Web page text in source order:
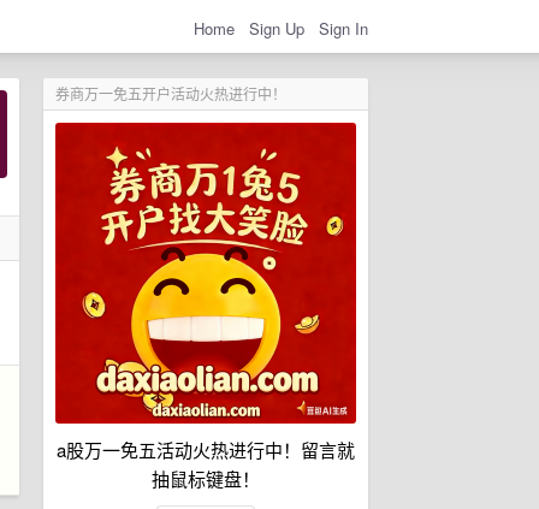
Home Sign Up Sign In
券商万一免五开户活动火热进行中！
a股万一免五活动火热进行中！留言就
抽鼠标键盘！